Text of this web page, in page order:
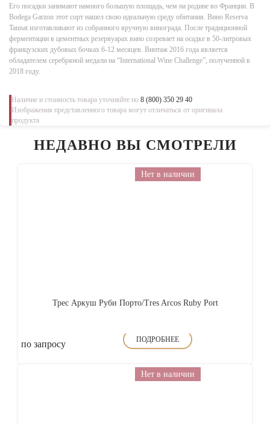
Его посадки занимают намного большую площадь, чем на родине во Франции. В
Bodega Garzon этот сорт нашел свою идеальную среду обитания. Вино Reserva
Tannat изготавливают из собранного вручную винограда. После традиционной
ферментации в цементных резервуарах вино созревает на осадке в 50-литровых
французских дубовых бочках 6-12 месяцев. Винтаж 2016 года является
обладателем серебряной медали на “International Wine Challenge”, полученной в
2018 году.
Наличие и стоимость товара уточняйте по 8 (800) 350 29 40
Изображения представленного товара могут отличаться от оригинала
продукта
НЕДАВНО ВЫ СМОТРЕЛИ
Нет в наличии
Трес Аркуш Руби Порто/Tres Arcos Ruby Port
по запросу ПОДРОБНЕЕ
Нет в наличии